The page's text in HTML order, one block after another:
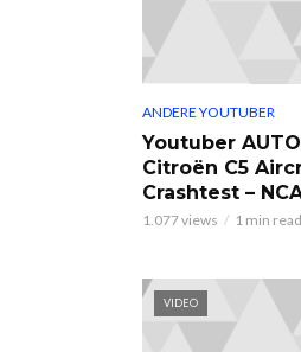
ANDERE YOUTUBER
Youtuber
Citroën C5
Crashtest –
1.077 views 1 min read
VIDEO